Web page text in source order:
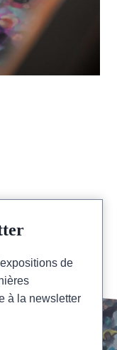
de
à la newsletter